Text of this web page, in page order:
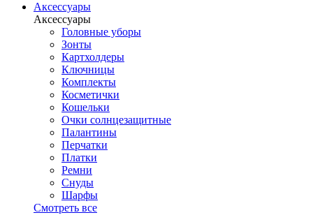
Аксессуары
Аксессуары
Головные уборы
Зонты
Картхолдеры
Ключницы
Комплекты
Косметички
Кошельки
Очки солнцезащитные
Палантины
Перчатки
Платки
Ремни
Снуды
Шарфы
Смотреть все